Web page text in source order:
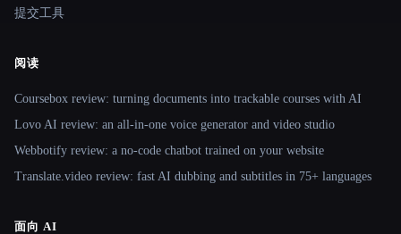
提交工具
阅读
Coursebox review: turning documents into trackable courses with AI
Lovo AI review: an all-in-one voice generator and video studio
Webbotify review: a no-code chatbot trained on your website
Translate.video review: fast AI dubbing and subtitles in 75+ languages
面向 AI